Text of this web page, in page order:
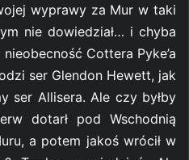
wyprawy za Mur w taki
nie dowiedział… i chyba
Cottera Pyke’a
ser Glendon Hewett, jak
ser Allisera. Ale czy byłby
dotarł pod Wschodnią
a potem jakoś wrócił w